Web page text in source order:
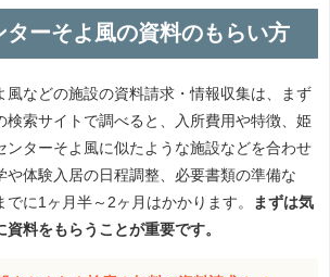
ターそよ風の資料のもらい方
風などの施設の資料請求・情報収集は、まず
検索サイトで調べると、入所費用や特徴、姫
ンターそよ風に似たような施設などを合わせ
や体験入居の日程調整、必要書類の準備な
でに1ヶ月半～2ヶ月はかかります。
まずは気
料をもらうことが重要です。